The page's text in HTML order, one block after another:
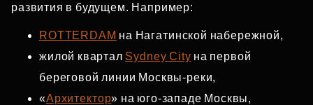
развития в будущем. Например:
ROTTERDAM на Нагатинской набережной,
жилой квартал Sydney City на первой
береговой линии Москвы‑реки,
«Архитектор» на юго‑западе Москвы,